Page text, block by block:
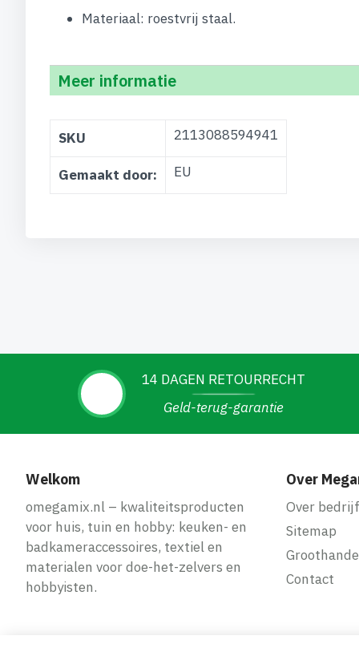
Materiaal: roestvrij staal.
Meer informatie
informatie
SKU 2113088594941
Gemaakt door: EU
14 DAGEN RETOURRECHT
Geld-terug-garantie
Welkom
omegamix.nl – kwaliteitsproducten
voor huis, tuin en hobby: keuken- en
badkameraccessoires, textiel en
materialen voor doe-het-zelvers en
hobbyisten.
Over
Over bedrijf
Sitemap
Contact